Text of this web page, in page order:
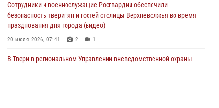
Сотрудники и военнослужащие Росгвардии обеспечили
безопасность тверитян и гостей столицы Верхневолжья во время
празднования дня города (видео)
20 июля 2026, 07:41 2 1
В Твери в региональном Управлении вневедомственной охраны